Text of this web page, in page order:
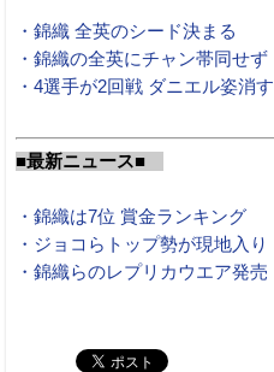
・錦織 全英のシード決まる
・錦織の全英にチャン帯同せず
・4選手が2回戦 ダニエル姿消す
■最新ニュース■
・錦織は7位 賞金ランキング
・ジョコらトップ勢が現地入り
・錦織らのレプリカウエア発売